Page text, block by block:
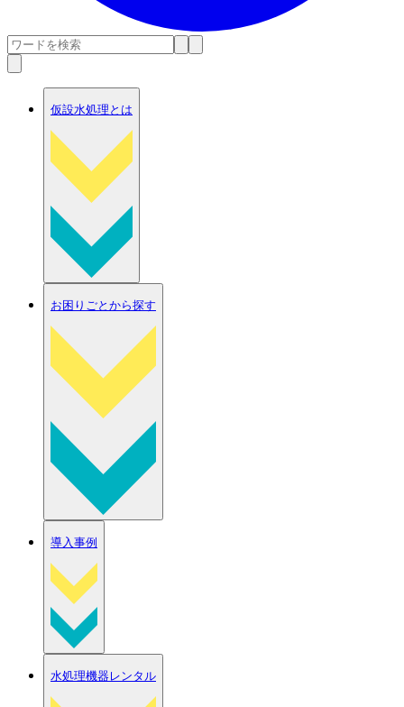
仮設水処理とは
お困りごとから探す
導入事例
水処理機器レンタル